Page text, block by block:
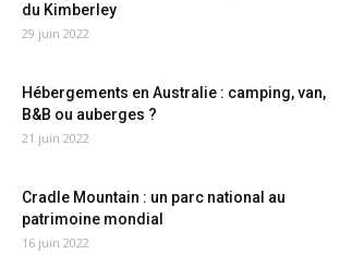
du Kimberley
29 juin 2022
Hébergements en Australie : camping, van,
B&B ou auberges ?
21 juin 2022
Cradle Mountain : un parc national au
patrimoine mondial
16 juin 2022